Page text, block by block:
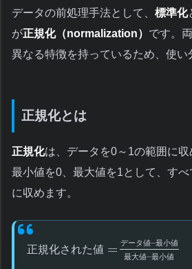
データの前処理手法として、 標準化
が正規化（normalization） です。
異なる特徴を持っているため、使い
正規化とは
正規化は、データを0～1の範囲に収
最小値を0、最大値を1として、す
に収めます。
正規化さ れた値 = データ値–最小値
最大値–最小値